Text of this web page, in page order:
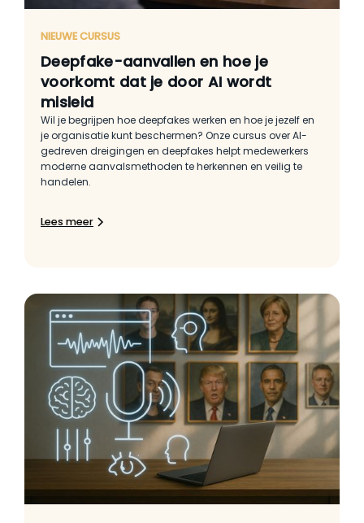
NIEUWE CURSUS
Deepfake-aanvallen en hoe je
voorkomt dat je door AI wordt
misleid
Wil je begrijpen hoe deepfakes werken en hoe je jezelf en
je organisatie kunt beschermen? Onze cursus over AI-
gedreven dreigingen en deepfakes helpt medewerkers
moderne aanvalsmethoden te herkennen en veilig te
handelen.
Lees meer